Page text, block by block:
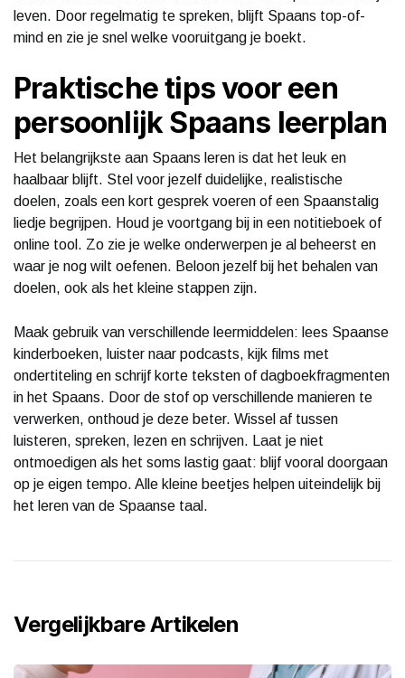
leven. Door regelmatig te spreken, blijft Spaans top-of-
mind en zie je snel welke vooruitgang je boekt.
Praktische tips voor een
persoonlijk Spaans leerplan
Het belangrijkste aan Spaans leren is dat het leuk en
haalbaar blijft. Stel voor jezelf duidelijke, realistische
doelen, zoals een kort gesprek voeren of een Spaanstalig
liedje begrijpen. Houd je voortgang bij in een notitieboek of
online tool. Zo zie je welke onderwerpen je al beheerst en
waar je nog wilt oefenen. Beloon jezelf bij het behalen van
doelen, ook als het kleine stappen zijn.
Maak gebruik van verschillende leermiddelen: lees Spaanse
kinderboeken, luister naar podcasts, kijk films met
ondertiteling en schrijf korte teksten of dagboekfragmenten
in het Spaans. Door de stof op verschillende manieren te
verwerken, onthoud je deze beter. Wissel af tussen
luisteren, spreken, lezen en schrijven. Laat je niet
ontmoedigen als het soms lastig gaat: blijf vooral doorgaan
op je eigen tempo. Alle kleine beetjes helpen uiteindelijk bij
het leren van de Spaanse taal.
Vergelijkbare Artikelen